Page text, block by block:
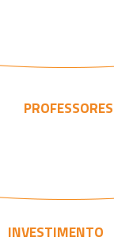
PROFESSORES
INVESTIMENTO